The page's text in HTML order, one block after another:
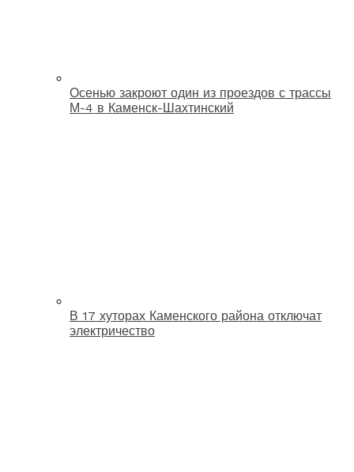
Осенью закроют один из проездов с трассы
М-4 в Каменск-Шахтинский
В 17 хуторах Каменского района отключат
электричество